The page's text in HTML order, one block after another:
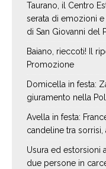
Taurano, il Centro
serata di emozioni
di San Giovanni del
Baiano, rieccoti! Il
Promozione
Domicella in festa:
giuramento nella
Avella in festa:
candeline tra
Usura ed estorsioni
due persone in